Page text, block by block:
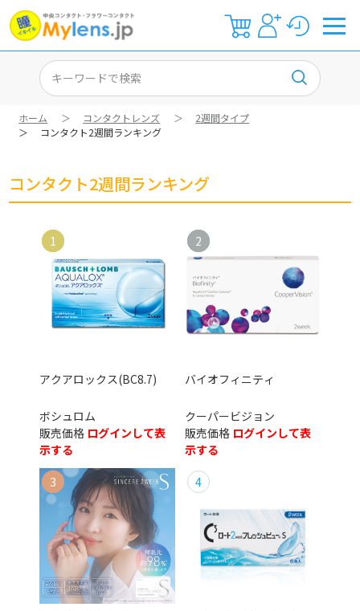
コンタクト2週間ランキング
アクアロックス(BC8.7)
ボシュロム
ログインして表
示する
バイオフィニティ
クーパービジョン
ログインして表
示する
ホーム ＞ コンタクトレンズ ＞
2週間タイプ
＞
コンタクト2週間ランキング